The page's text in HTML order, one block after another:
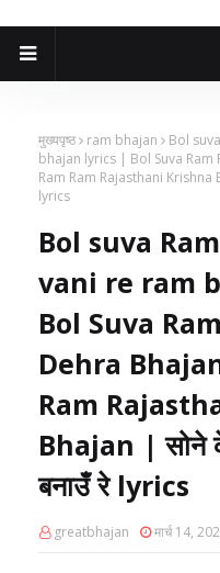
मुख्यपृष्ठ ram bhajan
Bol
bhajan lyrics | Bol Suva Ram
Ram Ram Rajasthani Krishna
lyrics
Bol suva
vani re ram
Bol Suva
Dehra
Ram
Bhajan | सोने के
बनाउँ रे lyrics
greatbhajan मार्च 14,